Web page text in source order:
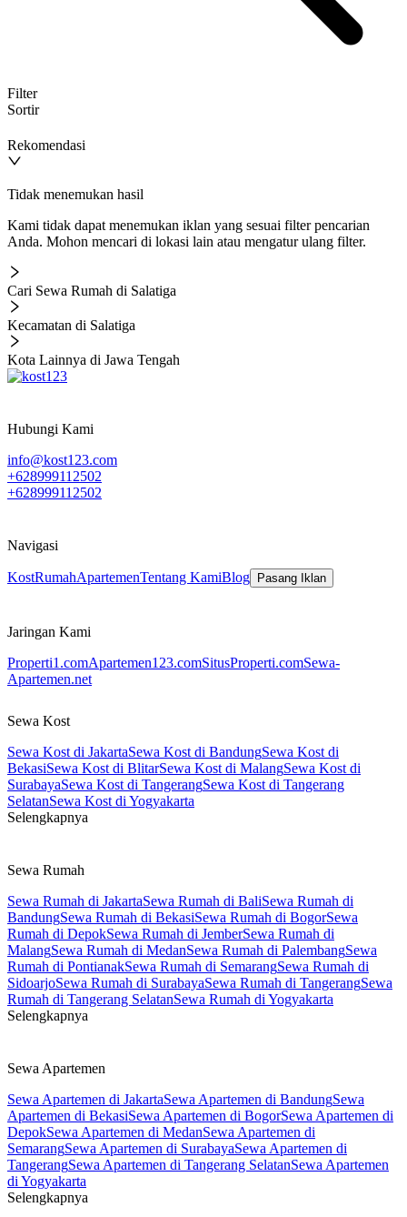
Filter
Sortir
Rekomendasi
Tidak menemukan hasil
Kami tidak dapat menemukan iklan yang sesuai filter pencarian
Anda. Mohon mencari di lokasi lain atau mengatur ulang filter.
Cari Sewa Rumah di Salatiga
Kecamatan di Salatiga
Kota Lainnya di Jawa Tengah
Hubungi Kami
info@kost123.com
+628999112502
+628999112502
Navigasi
KostRumahApartemenTentang KamiBlog Pasang Iklan
Jaringan Kami
Properti1.comApartemen123.comSitusProperti.comSewa-
Apartemen.net
Sewa Kost
Sewa Kost di JakartaSewa Kost di BandungSewa Kost di
BekasiSewa Kost di BlitarSewa Kost di MalangSewa Kost di
SurabayaSewa Kost di TangerangSewa Kost di Tangerang
SelatanSewa Kost di Yogyakarta
Selengkapnya
Sewa Rumah
Sewa Rumah di JakartaSewa Rumah di BaliSewa Rumah di
BandungSewa Rumah di BekasiSewa Rumah di BogorSewa
Rumah di DepokSewa Rumah di JemberSewa Rumah di
MalangSewa Rumah di MedanSewa Rumah di PalembangSewa
Rumah di PontianakSewa Rumah di SemarangSewa Rumah di
SidoarjoSewa Rumah di SurabayaSewa Rumah di TangerangSewa
Rumah di Tangerang SelatanSewa Rumah di Yogyakarta
Selengkapnya
Sewa Apartemen
Sewa Apartemen di JakartaSewa Apartemen di BandungSewa
Apartemen di BekasiSewa Apartemen di BogorSewa Apartemen di
DepokSewa Apartemen di MedanSewa Apartemen di
SemarangSewa Apartemen di SurabayaSewa Apartemen di
TangerangSewa Apartemen di Tangerang SelatanSewa Apartemen
di Yogyakarta
Selengkapnya